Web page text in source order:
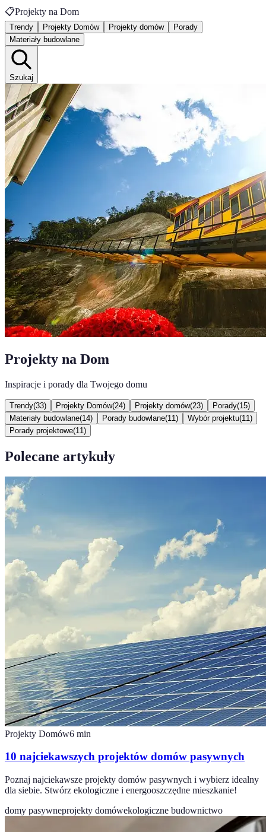
📋Projekty na Dom
Trendy Projekty Domów Projekty domów
Porady
Materiały budowlane
Szukaj
Projekty na Dom
Inspiracje i porady dla Twojego domu
Trendy(33) Projekty Domów(24) Projekty domów(23) Porady(15)
Materiały budowlane(14) Porady budowlane(11 ) Wybór projektu(11 )
Porady projektowe(11 )
Polecane artykuły
Projekty Domów6 min
10 najciekawszych projektów domów pasywnych
Poznaj najciekawsze projekty domów pasywnych i wybierz idealny
dla siebie. Stwórz ekologiczne i energooszczędne mieszkanie!
domy pasywneprojekty domówekologiczne budownictwo